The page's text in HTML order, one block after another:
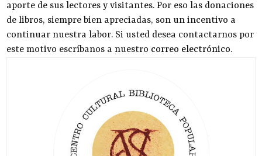
aporte de sus lectores y visitantes. Por eso las donaciones
de libros, siempre bien apreciadas, son un incentivo a
continuar nuestra labor. Si usted desea contactarnos por
este motivo escríbanos a nuestro correo electrónico.